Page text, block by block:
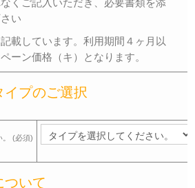
– Size Price –
– Faq –
ご見学
– Tour –
ご契約の流れ
– Agreement –
交通アクセス
– Access –
い
載しています。利用期間４ヶ月以
ーン価格（キ）となります。
イプのご選択
。 (必須)
ついて